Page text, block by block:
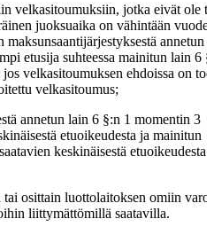
velkasitoumuksiin, jotka eivät ole
juoksuaika on vähintään
annetun
etusija suhteessa mainitun lain 6
velkasitoumuksen ehdoissa on
velkasitoumus;
annetun lain 6 §:n 1 momentin 3
etuoikeudesta ja mainitun
keskinäisestä etuoikeudesta
tai osittain luottolaitoksen omiin
liittymättömillä saatavilla.